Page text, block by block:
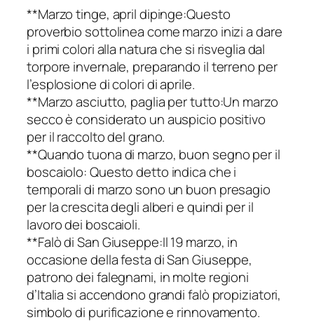
**Marzo tinge, april dipinge:Questo
proverbio sottolinea come marzo inizi a dare
i primi colori alla natura che si risveglia dal
torpore invernale, preparando il terreno per
l’esplosione di colori di aprile.
**Marzo asciutto, paglia per tutto:Un marzo
secco è considerato un auspicio positivo
per il raccolto del grano.
**Quando tuona di marzo, buon segno per il
boscaiolo: Questo detto indica che i
temporali di marzo sono un buon presagio
per la crescita degli alberi e quindi per il
lavoro dei boscaioli.
**Falò di San Giuseppe:Il 19 marzo, in
occasione della festa di San Giuseppe,
patrono dei falegnami, in molte regioni
d’Italia si accendono grandi falò propiziatori,
simbolo di purificazione e rinnovamento.